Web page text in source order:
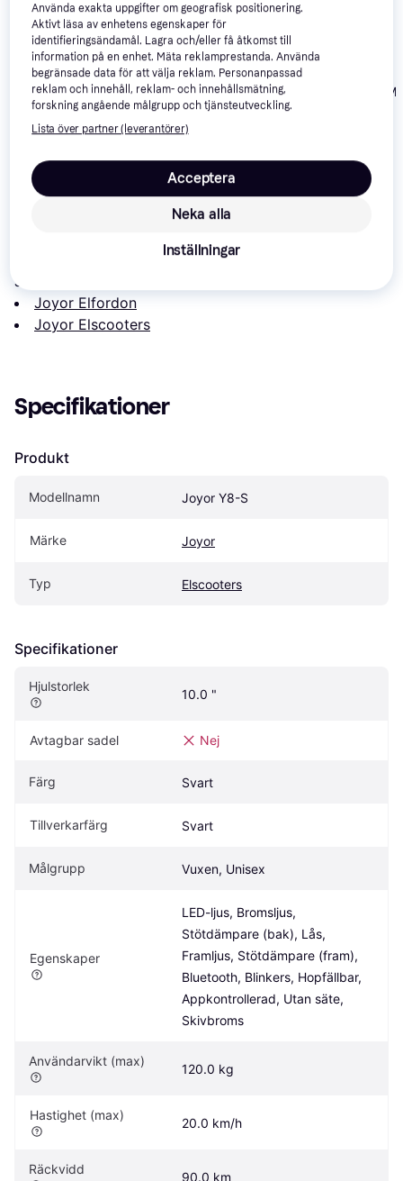
Joyor S8-S
6 957 kr
Xiaomi Electric
Scooter 5 EU
20km/h
4.7
2 594 kr
Navee GT3
Om produkten
billigaste priset just nu bland 2 jämförda butiker.
Jämför:
Joyor Elfordon
Joyor Elscooters
Specifikationer
Produkt
Modellnamn Joyor Y8-S
Märke Joyor
Typ Elscooters
Specifikationer
Hjulstorlek
10.0 "
Avtagbar sadel Nej
Färg Svart
Tillverkarfärg Svart
Målgrupp Vuxen, Unisex
Egenskaper
LED-ljus, Bromsljus,
Stötdämpare (bak), Lås,
Framljus, Stötdämpare (fram),
Bluetooth, Blinkers, Hopfällbar,
Appkontrollerad, Utan säte,
Skivbroms
Användarvikt (max)
120.0 kg
Hastighet (max)
20.0 km/h
Räckvidd
90.0 km
Använda exakta uppgifter om geografisk positionering.
Aktivt läsa av enhetens egenskaper för
identifieringsändamål. Lagra och/eller få åtkomst till
information på en enhet. Mäta reklamprestanda. Använda
begränsade data för att välja reklam. Personanpassad
reklam och innehåll, reklam- och innehållsmätning,
forskning angående målgrupp och tjänsteutveckling.
Lista över partner (leverantörer)
Neka alla
Acceptera
Inställningar